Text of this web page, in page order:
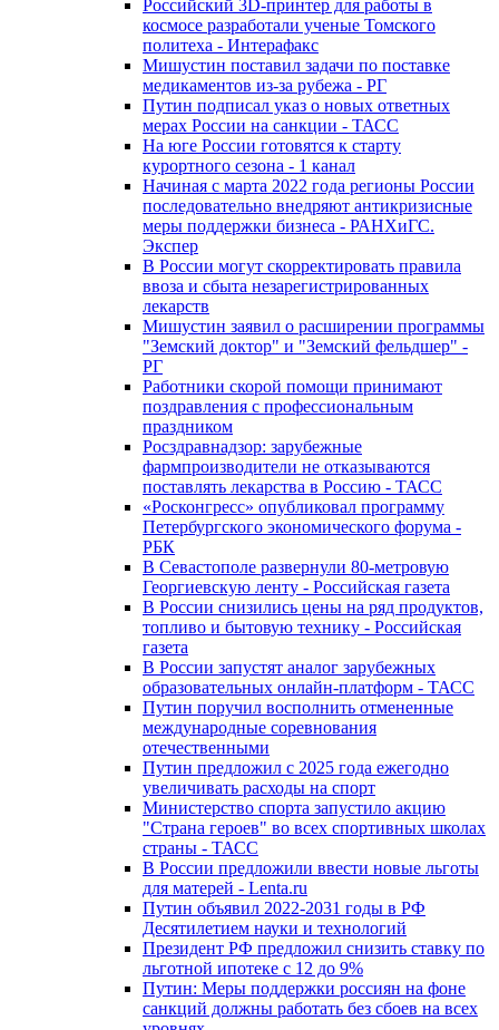
Российский 3D-принтер для работы в
космосе разработали ученые Томского
политеха - Интерафакс
Мишустин поставил задачи по поставке
медикаментов из-за рубежа - РГ
Путин подписал указ о новых ответных
мерах России на санкции - ТАСС
На юге России готовятся к старту
курортного сезона - 1 канал
Начиная с марта 2022 года регионы России
последовательно внедряют антикризисные
меры поддержки бизнеса - РАНХиГС.
Экспер
В России могут скорректировать правила
ввоза и сбыта незарегистрированных
лекарств
Мишустин заявил о расширении программы
"Земский доктор" и "Земский фельдшер" -
РГ
Работники скорой помощи принимают
поздравления с профессиональным
праздником
Росздравнадзор: зарубежные
фармпроизводители не отказываются
поставлять лекарства в Россию - ТАСС
«Росконгресс» опубликовал программу
Петербургского экономического форума -
РБК
В Севастополе развернули 80-метровую
Георгиевскую ленту - Российская газета
В России снизились цены на ряд продуктов,
топливо и бытовую технику - Российская
газета
В России запустят аналог зарубежных
образовательных онлайн-платформ - ТАСС
Путин поручил восполнить отмененные
международные соревнования
отечественными
Путин предложил с 2025 года ежегодно
увеличивать расходы на спорт
Министерство спорта запустило акцию
"Страна героев" во всех спортивных школах
страны - ТАСС
В России предложили ввести новые льготы
для матерей - Lenta.ru
Путин объявил 2022-2031 годы в РФ
Десятилетием науки и технологий
Президент РФ предложил снизить ставку по
льготной ипотеке с 12 до 9%
Путин: Меры поддержки россиян на фоне
санкций должны работать без сбоев на всех